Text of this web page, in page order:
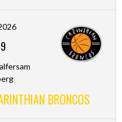
BRONCOS